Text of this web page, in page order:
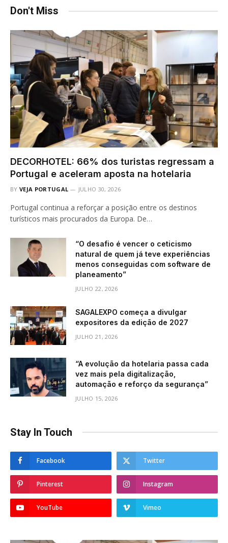
Don't Miss
DECORHOTEL: 66% dos turistas regressam a
Portugal e aceleram aposta na hotelaria
BY VEJA PORTUGAL JULHO 30, 2026
Portugal continua a reforçar a posição entre os destinos
turísticos mais procurados da Europa. De…
“O desafio é vencer o ceticismo
natural de quem já teve experiências
menos conseguidas com software de
planeamento”
JULHO 22, 2026
SAGALEXPO começa a divulgar
expositores da edição de 2027
JULHO 21, 2026
“A evolução da hotelaria passa cada
vez mais pela digitalização,
automação e reforço da segurança”
JULHO 15, 2026
Stay In Touch
Facebook Twitter
Pinterest Instagram
YouTube Vimeo